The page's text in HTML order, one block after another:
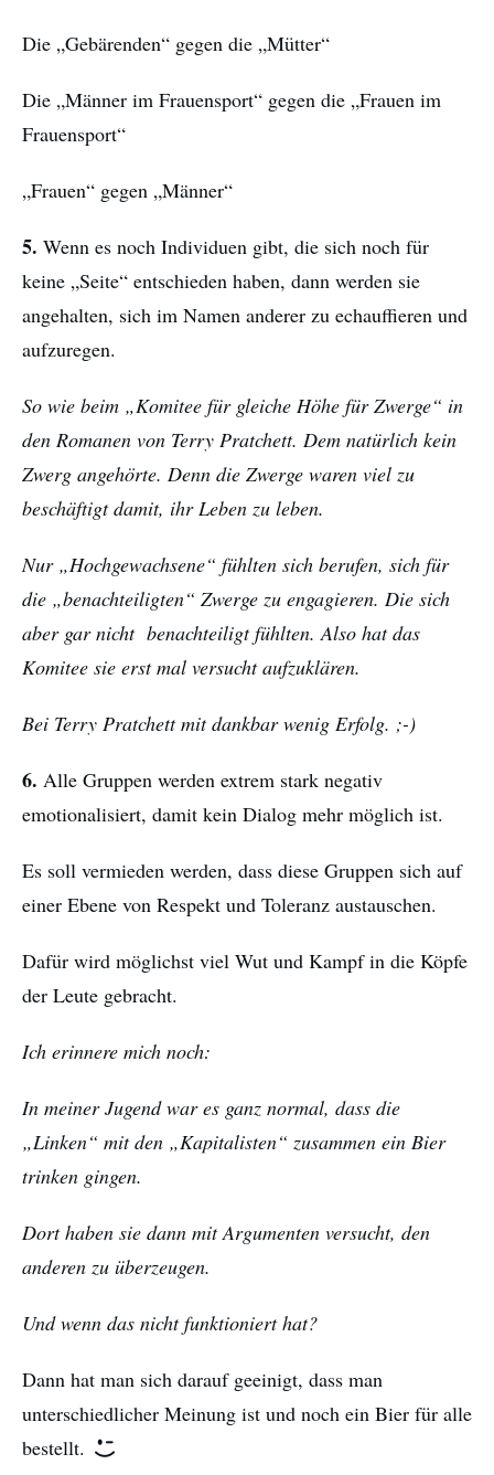
Die „Gebärenden“ gegen die „Mütter“
Die „Männer im Frauensport“ gegen die „Frauen im
Frauensport“
„Frauen“ gegen „Männer“
5. Wenn es noch Individuen gibt, die sich noch für
keine „Seite“ entschieden haben, dann werden sie
angehalten, sich im Namen anderer zu echauffieren und
aufzuregen.
So wie beim „Komitee für gleiche Höhe für Zwerge“ in
den Romanen von Terry Pratchett. Dem natürlich kein
Zwerg angehörte. Denn die Zwerge waren viel zu
beschäftigt damit, ihr Leben zu leben.
Nur „Hochgewachsene“ fühlten sich berufen, sich für
die „benachteiligten“ Zwerge zu engagieren. Die sich
aber gar nicht benachteiligt fühlten. Also hat das
Komitee sie erst mal versucht aufzuklären.
Bei Terry Pratchett mit dankbar wenig Erfolg. ;-)
6. Alle Gruppen werden extrem stark negativ
emotionalisiert, damit kein Dialog mehr möglich ist.
Es soll vermieden werden, dass diese Gruppen sich auf
einer Ebene von Respekt und Toleranz austauschen.
Dafür wird möglichst viel Wut und Kampf in die Köpfe
der Leute gebracht.
Ich erinnere mich noch:
In meiner Jugend war es ganz normal, dass die
„Linken“ mit den „Kapitalisten“ zusammen ein Bier
trinken gingen.
Dort haben sie dann mit Argumenten versucht, den
anderen zu überzeugen.
Und wenn das nicht funktioniert hat?
Dann hat man sich darauf geeinigt, dass man
unterschiedlicher Meinung ist und noch ein Bier für alle
bestellt.